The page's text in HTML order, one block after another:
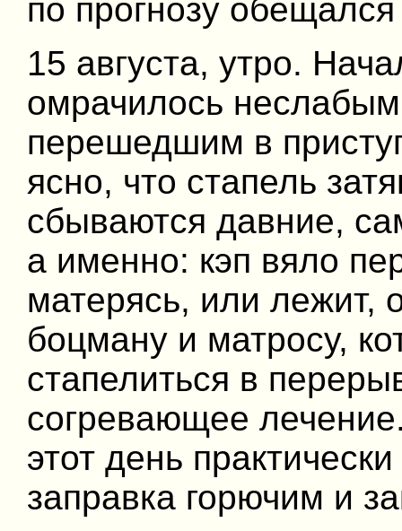
по прогнозу
15 августа, утро.
омрачилось
перешедшим в
ясно, что стапель
сбываются давние,
а именно: кэп вяло
матерясь, или лежит,
боцману и матросу,
стапелиться в
согревающее
этот день
заправка горючим и